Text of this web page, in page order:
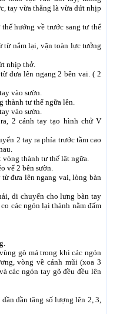
tay vừa thẳng là vừa dứt nhịp
hướng về trước sang tư thế
từ nắm lại, vận toàn lực tưởng
nhịp thở.
đưa lên ngang 2 bên vai. ( 2
vào sườn.
thành tư thế ngữa lên.
vào sườn.
2 cánh tay tạo hình chử V
2 tay ra phía trước tầm cao
thành tư thế lật ngữa.
vể 2 bên sườn.
đưa lên ngang vai, lòng bàn
di chuyển cho lưng bàn tay
các ngón lại thành nằm đấm
gò má trong khi các ngón
vòng về cánh mũi (xoa 3
các ngón tay gõ đều đều lên
dần tăng số lượng lên 2, 3,